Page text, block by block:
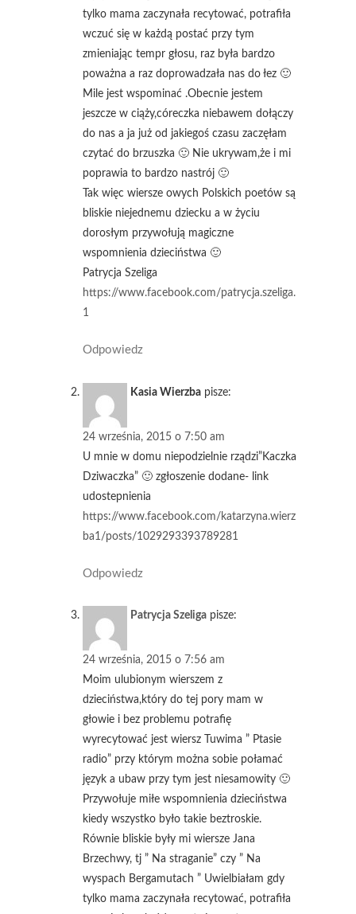
tylko mama zaczynała recytować, potrafiła
wczuć się w każdą postać przy tym
zmieniając tempr głosu, raz była bardzo
poważna a raz doprowadzała nas do łez 🙂
Mile jest wspominać .Obecnie jestem
jeszcze w ciąży,córeczka niebawem dołączy
do nas a ja już od jakiegoś czasu zaczęłam
czytać do brzuszka 🙂 Nie ukrywam,że i mi
poprawia to bardzo nastrój 🙂
Tak więc wiersze owych Polskich poetów są
bliskie niejednemu dziecku a w życiu
dorosłym przywołują magiczne
wspomnienia dzieciństwa 🙂
Patrycja Szeliga
https://www.facebook.com/patrycja.szeliga.
1
Odpowiedz
Kasia Wierzba pisze:
24 września, 2015 o 7:50 am
U mnie w domu niepodzielnie rządzi”Kaczka
Dziwaczka” 🙂 zgłoszenie dodane- link
udostepnienia
https://www.facebook.com/katarzyna.wierz
ba1/posts/1029293393789281
Odpowiedz
Patrycja Szeliga pisze:
24 września, 2015 o 7:56 am
Moim ulubionym wierszem z
dzieciństwa,który do tej pory mam w
głowie i bez problemu potrafię
wyrecytować jest wiersz Tuwima ” Ptasie
radio” przy którym można sobie połamać
język a ubaw przy tym jest niesamowity 🙂
Przywołuje miłe wspomnienia dzieciństwa
kiedy wszystko było takie beztroskie.
Równie bliskie były mi wiersze Jana
Brzechwy, tj ” Na straganie” czy ” Na
wyspach Bergamutach ” Uwielbiałam gdy
tylko mama zaczynała recytować, potrafiła